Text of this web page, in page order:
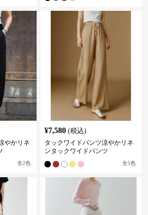
やかリネ
全2色
¥7,580 (税込)
タックワイドパンツ涼やかリネ
ンタックワイドパンツ
全5色